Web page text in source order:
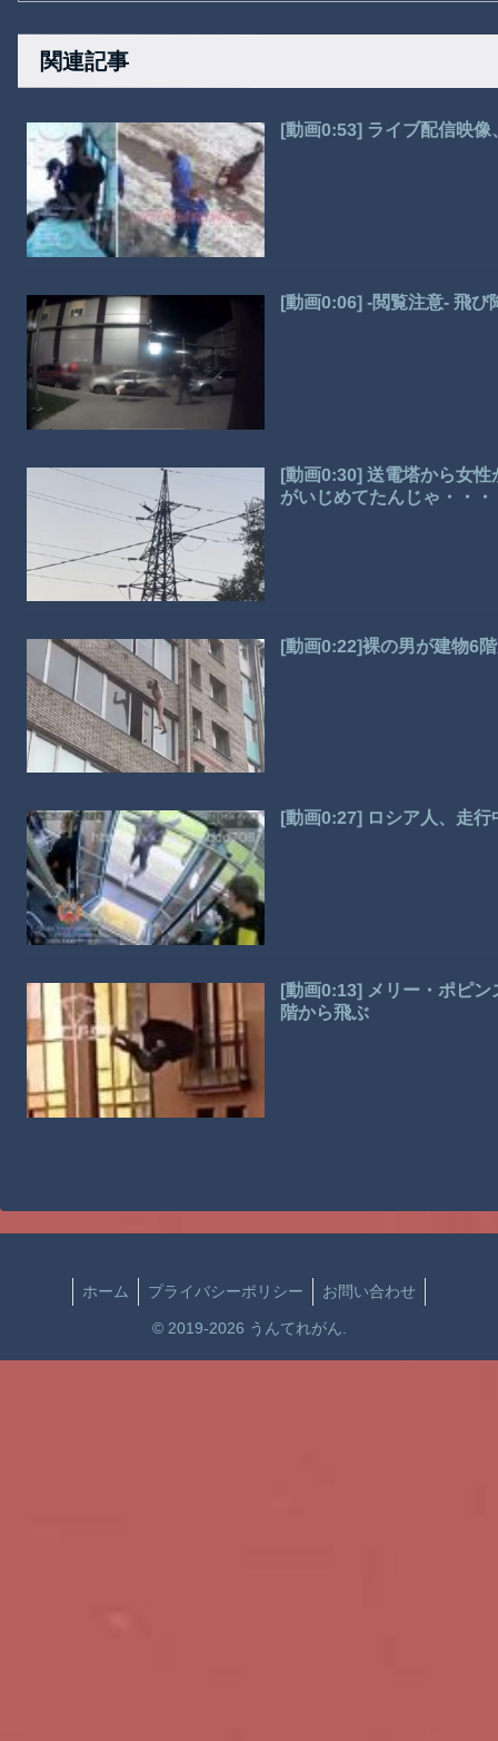
関連記事
[動画0:53] ライブ配信映
[動画0:06] -閲覧注意- 飛び
[動画0:30] 送電塔から女
がいじめてたんじゃ・・・
[動画0:22]裸の男が建物6
[動画0:27] ロシア人、走
[動画0:13] メリー・ポピ
階から飛ぶ
ホーム プライバシーポリシー お問い合わせ
© 2019-2026 うんてれがん.